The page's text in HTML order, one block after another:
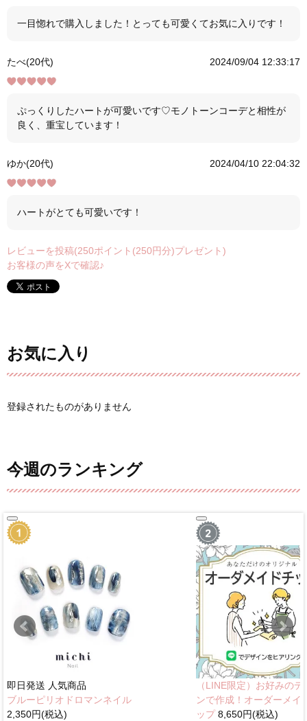
一目惚れで購入しました！とっても可愛くてお気に入りです！
たべ(20代) 2024/09/04 12:33:17
ぷっくりしたハートが可愛いです♡モノトーンコーデと相性が
良く、重宝しています！
ゆか(20代) 2024/04/10 22:04:32
ハートがとても可愛いです！
レビューを投稿(250ポイント(250円分)プレゼント)
お客様の声をXで確認♪
お気に入り
登録されたものがありません
今週のランキング
即日発送 人気商品
ブルーピリオドロマンネイル
2,350円(税込)
（LINE限定）お好みのデ
ンで作成！オーダーメイ
ップ8,650円(税込)